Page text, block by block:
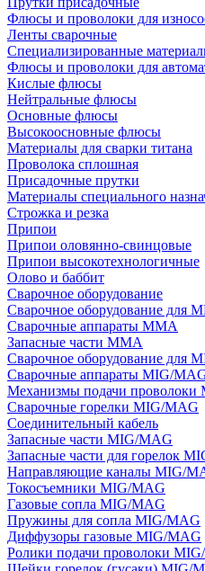
Флюсы и проволоки для
Ленты сварочные
Специализированные
Флюсы и проволоки для
Кислые флюсы
Нейтральные флюсы
Основные флюсы
Высокоосновные флюсы
Материалы для сварки титана
Проволока сплошная
Присадочные прутки
Материалы специального
Строжка и резка
Припои
Припои оловянно-свинцовые
Припои высокотехнологичные
Олово и баббит
Сварочное оборудование
Сварочное оборудование для
Сварочные аппараты MMA
Запасные части MMA
Сварочное оборудование для
Сварочные аппараты MIG/
Механизмы подачи проволоки
Сварочные горелки MIG/MAG
Соединительный кабель
Запасные части MIG/MAG
Запасные части для горелок
Направляющие каналы MIG/
Токосъемники MIG/MAG
Газовые сопла MIG/MAG
Пружины для сопла MIG/MAG
Диффузоры газовые MIG/MAG
Ролики подачи проволоки